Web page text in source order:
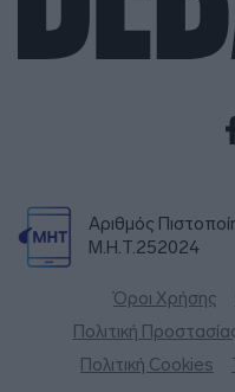
Αριθμός
Μ.Η.Τ.252024
Όροι Χρήσης
Πολιτική
Πολιτική Cookies